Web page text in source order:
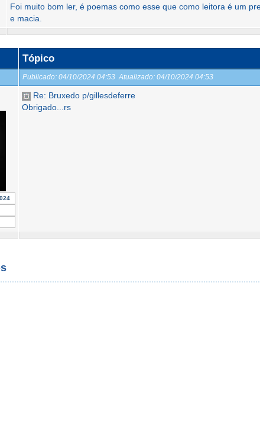
Foi muito bom ler, é poemas como esse que como leitora é um
e macia.
Tópico
Publicado: 04/10/2024 04:53 Atualizado: 04/10/2024 04:53
Re: Bruxedo p/gillesdeferre
Obrigado...rs